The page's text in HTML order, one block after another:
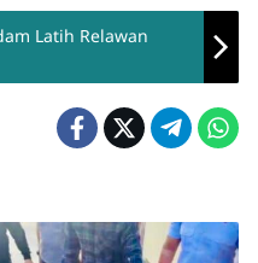
Latih Relawan